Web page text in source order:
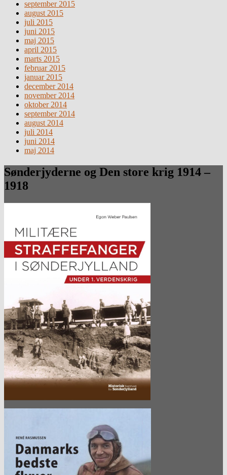
september 2015
august 2015
juli 2015
juni 2015
maj 2015
april 2015
marts 2015
februar 2015
januar 2015
december 2014
november 2014
oktober 2014
september 2014
august 2014
juli 2014
juni 2014
maj 2014
Sønderjyderne og Den store krig 1914 –
1918